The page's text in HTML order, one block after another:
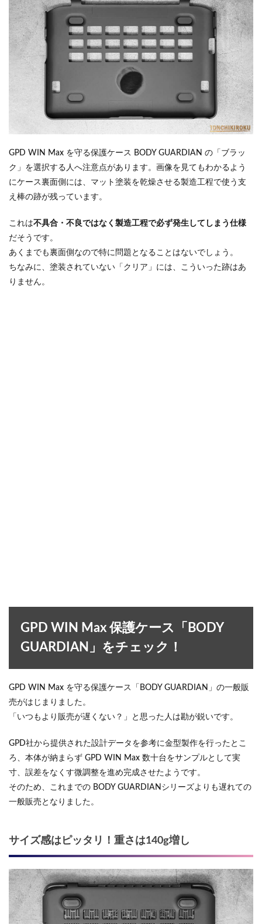
GPD WIN Max を守る保護ケース BODY GUARDIAN の「ブラッ
ク」を選択する人へ注意点があります。画像を見てもわかるよう
にケース裏面側には、マット塗装を乾燥させる製造工程で使う支
え棒の跡が残っています。
これは不具合・不良ではなく製造工程で必ず発生してしまう仕様
だそうです。
あくまでも裏面側なので特に問題となることはないでしょう。
ちなみに、塗装されていない「クリア」には、こういった跡はあ
りません。
GPD WIN Max 保護ケース「BODY
GUARDIAN」をチェック！
GPD WIN Max を守る保護ケース「BODY GUARDIAN」の一般販
売がはじまりました。
「いつもより販売が遅くない？」と思った人は勘が鋭いです。
GPD社から提供された設計データを参考に金型製作を行ったとこ
ろ、本体が納まらず GPD WIN Max 数十台をサンプルとして実
寸、誤差をなくす微調整を進め完成させたようです。
そのため、これまでの BODY GUARDIANシリーズよりも遅れての
一般販売となりました。
サイズ感はピッタリ！重さは140g増し